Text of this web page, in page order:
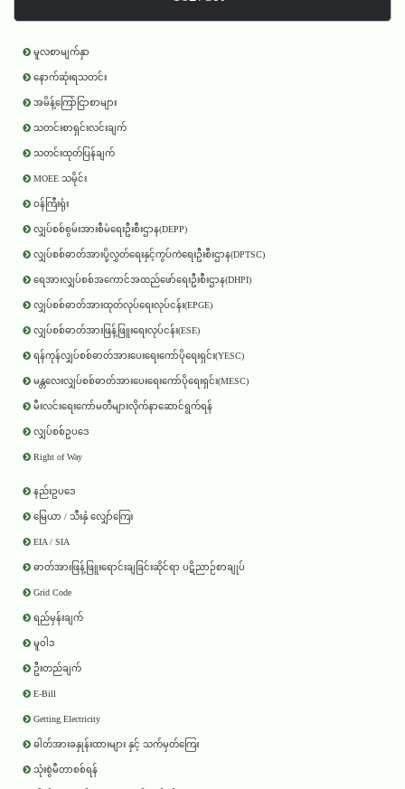
မူလစာမျက်နှာ
နောက်ဆုံးရသတင်း
အမိန့်ကြော်ငြာစာများ
သတင်းစာရှင်းလင်းချက်
သတင်းထုတ်ပြန်ချက်
MOEE သမိုင်း
ဝန်ကြီးရုံး
လျှပ်စစ်စွမ်းအားစီမံရေးဦးစီးဌာန(DEPP)
လျှပ်စစ်ဓာတ်အားပို့လွှတ်ရေးနှင့်ကွပ်ကဲရေးဦးစီးဌာန(DPTSC)
ရေအားလျှပ်စစ်အကောင်အထည်ဖော်ရေးဦးစီးဌာန(DHPI)
လျှပ်စစ်ဓာတ်အားထုတ်လုပ်ရေးလုပ်ငန်း(EPGE)
လျှပ်စစ်ဓာတ်အားဖြန့်ဖြူးရေးလုပ်ငန်း(ESE)
ရန်ကုန်လျှပ်စစ်ဓာတ်အားပေးရေးကော်ပိုရေးရှင်း(YESC)
မန္တလေးလျှပ်စစ်ဓာတ်အားပေးရေးကော်ပိုရေးရှင်း(MESC)
မီးလင်းရေးကော်မတီများလိုက်နာဆောင်ရွက်ရန်
လျှပ်စစ်ဥပဒေ
Right of Way
နည်းဥပဒေ
မြေယာ / သီးနှံ လျှော်ကြေး
EIA / SIA
ဓာတ်အားဖြန့်ဖြူးရောင်းချခြင်းဆိုင်ရာ ပဋိညာဉ်စာချုပ်
Grid Code
ရည်မှန်းချက်
မူဝါဒ
ဦးတည်ချက်
E-Bill
Getting Electricity
ဓါတ်အားခနှုန်းထားများ နှင့် သက်မှတ်ကြေး
သုံးစွဲမီတာစစ်ရန်